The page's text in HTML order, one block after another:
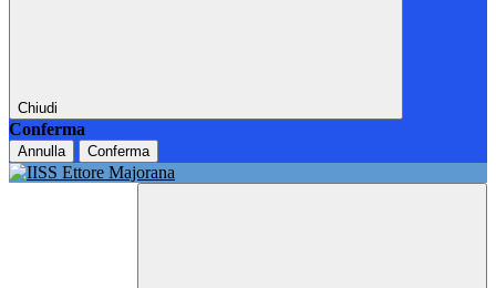
Chiudi
Conferma
Annulla Conferma